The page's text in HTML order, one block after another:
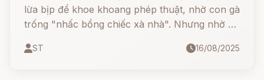
lừa bịp để khoe khoang phép thuật, nhờ con gà
trống "nhấc bổng chiếc xà nhà". Nhưng nhờ sự
trần: đó chỉ là một cọng rơm mà thôi.
ST 16/08/2025